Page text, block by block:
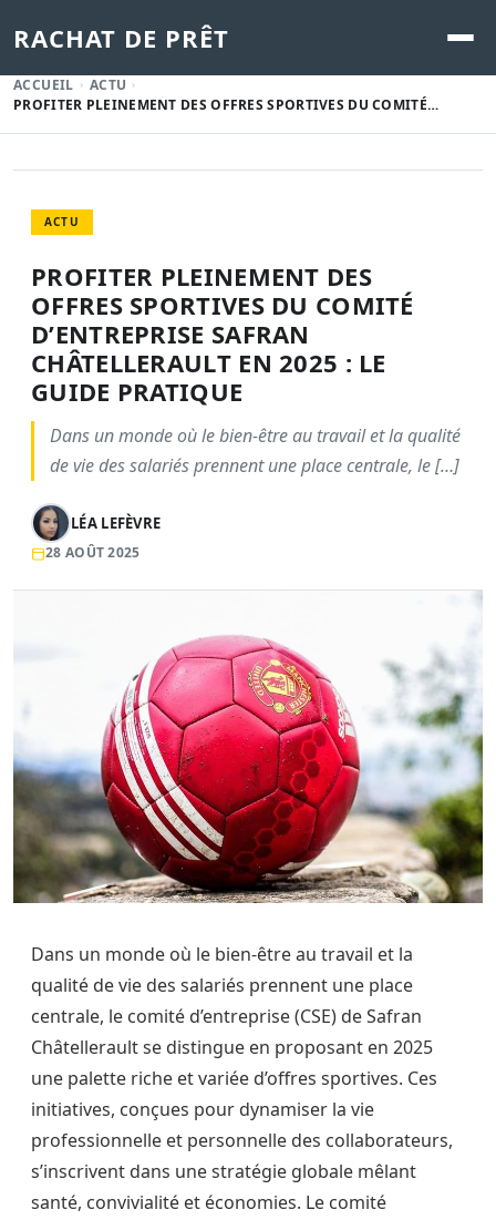
RACHAT DE PRÊT
ACCUEIL
ACTU
PROFITER PLEINEMENT DES OFFRES SPORTIVES DU COMITÉ…
ACTU
PROFITER PLEINEMENT DES
OFFRES SPORTIVES DU COMITÉ
D’ENTREPRISE SAFRAN
CHÂTELLERAULT EN 2025 : LE
GUIDE PRATIQUE
Dans un monde où le bien-être au travail et la qualité
de vie des salariés prennent une place centrale, le […]
LÉA LEFÈVRE
28 AOÛT 2025
Dans un monde où le bien-être au travail et la
qualité de vie des salariés prennent une place
centrale, le comité d’entreprise (CSE) de Safran
Châtellerault se distingue en proposant en 2025
une palette riche et variée d’offres sportives. Ces
initiatives, conçues pour dynamiser la vie
professionnelle et personnelle des collaborateurs,
s’inscrivent dans une stratégie globale mêlant
santé, convivialité et économies. Le comité